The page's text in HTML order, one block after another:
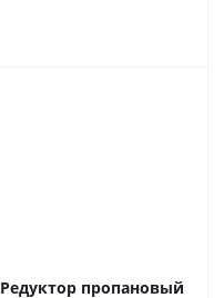
Редуктор пропановый